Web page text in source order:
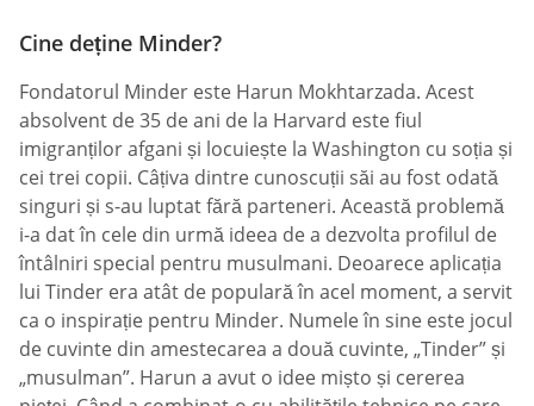
Cine deține Minder?
Fondatorul Minder este Harun Mokhtarzada. Acest
absolvent de 35 de ani de la Harvard este fiul
imigranților afgani și locuiește la Washington cu soția și
cei trei copii. Câțiva dintre cunoscuții săi au fost odată
singuri și s-au luptat fără parteneri. Această problemă
i-a dat în cele din urmă ideea de a dezvolta profilul de
întâlniri special pentru musulmani. Deoarece aplicația
lui Tinder era atât de populară în acel moment, a servit
ca o inspirație pentru Minder. Numele în sine este jocul
de cuvinte din amestecarea a două cuvinte, „Tinder” și
„musulman”. Harun a avut o idee mișto și cererea